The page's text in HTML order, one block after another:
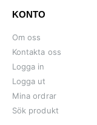
KONTO
Om oss
Kontakta oss
Logga in
Logga ut
Mina ordrar
Sök produkt